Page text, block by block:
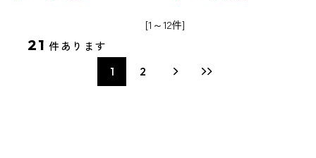
[1～12件]
21 件あります
1 2